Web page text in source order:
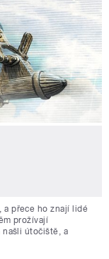
a přece ho znají lidé
prožívají
útočiště, a